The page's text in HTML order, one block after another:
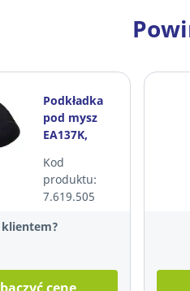
Podkładka
pod mysz
EA137K,
czarna
Kod
produktu:
7.619.505
klientem?